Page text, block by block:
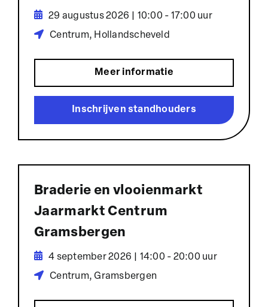
29 augustus 2026 | 10:00 - 17:00 uur
Centrum, Hollandscheveld
Meer informatie
Inschrijven standhouders
Braderie en vlooienmarkt
Jaarmarkt Centrum
Gramsbergen
4 september 2026 | 14:00 - 20:00 uur
Centrum, Gramsbergen